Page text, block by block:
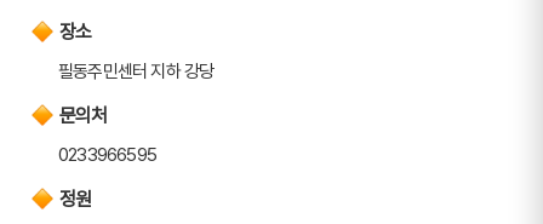
장소
필동주민센터 지하 강당
문의처
0233966595
정원